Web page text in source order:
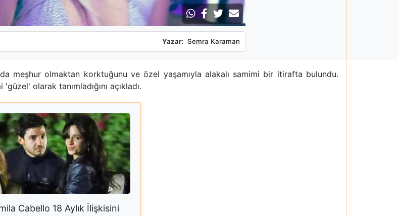
Yazar: Semra Karaman
meşhur olmaktan korktuğunu ve özel yaşamıyla alakalı samimi bir itirafta bulundu.
olarak tanımladığını açıkladı.
Cabello 18 Aylık İlişkisini